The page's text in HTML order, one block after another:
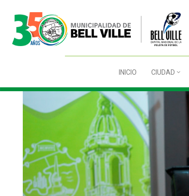
INICIO CIUDAD